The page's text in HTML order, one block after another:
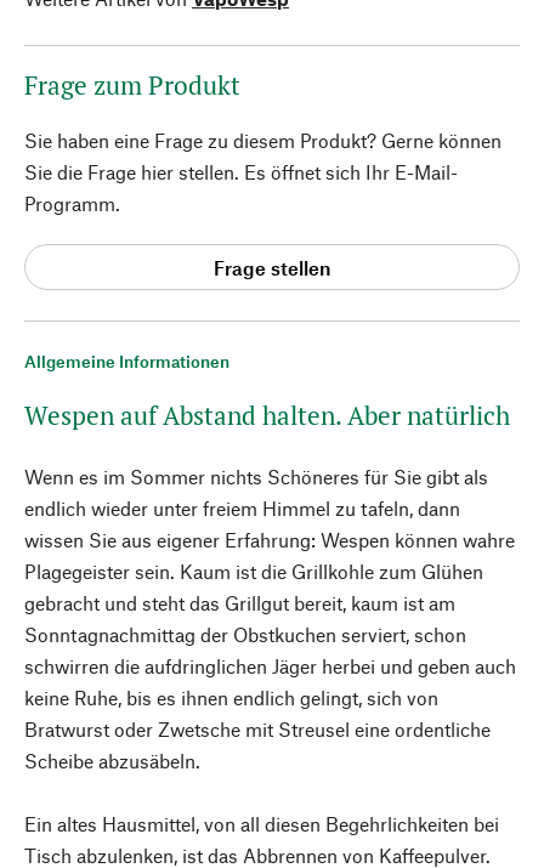
Allgemeine Informationen
Wespen auf Abstand halten. Aber natürlich
Wenn es im Sommer nichts Schöneres für Sie gibt als
endlich wieder unter freiem Himmel zu tafeln, dann
wissen Sie aus eigener Erfahrung: Wespen können wahre
Plagegeister sein. Kaum ist die Grillkohle zum Glühen
gebracht und steht das Grillgut bereit, kaum ist am
Sonntagnachmittag der Obstkuchen serviert, schon
schwirren die aufdringlichen Jäger herbei und geben auch
keine Ruhe, bis es ihnen endlich gelingt, sich von
Bratwurst oder Zwetsche mit Streusel eine ordentliche
Scheibe abzusäbeln.
Ein altes Hausmittel, von all diesen Begehrlichkeiten bei
Tisch abzulenken, ist das Abbrennen von Kaffeepulver.
Frage zum Produkt
Sie haben eine Frage zu diesem Produkt? Gerne können
Sie die Frage hier stellen. Es öffnet sich Ihr E-Mail-
Programm.
Frage stellen